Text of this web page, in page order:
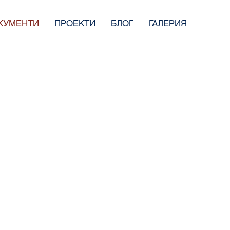
ПРОЕКТИ БЛОГ ГАЛЕРИЯ